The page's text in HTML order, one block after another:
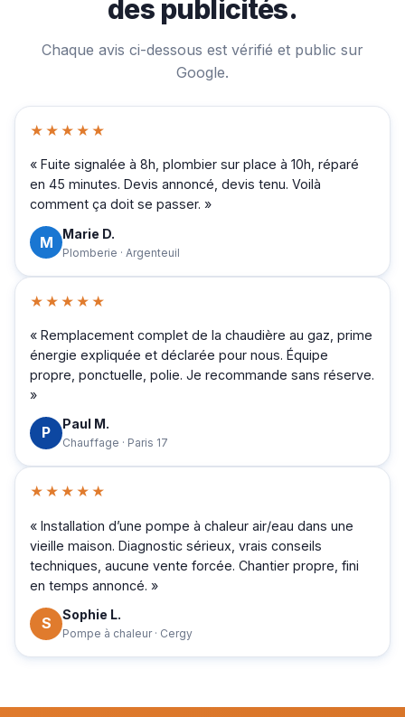
des publicités.
Chaque avis ci-dessous est vérifié et public sur
Google.
★★★★★
« Fuite signalée à 8h, plombier sur place à 10h, réparé
en 45 minutes. Devis annoncé, devis tenu. Voilà
comment ça doit se passer. »
M Marie D.
Plomberie · Argenteuil
★★★★★
« Remplacement complet de la chaudière au gaz, prime
énergie expliquée et déclarée pour nous. Équipe
propre, ponctuelle, polie. Je recommande sans réserve.
»
P Paul M.
Chauffage · Paris 17
★★★★★
« Installation d’une pompe à chaleur air/eau dans une
vieille maison. Diagnostic sérieux, vrais conseils
techniques, aucune vente forcée. Chantier propre, fini
en temps annoncé. »
S Sophie L.
Pompe à chaleur · Cergy